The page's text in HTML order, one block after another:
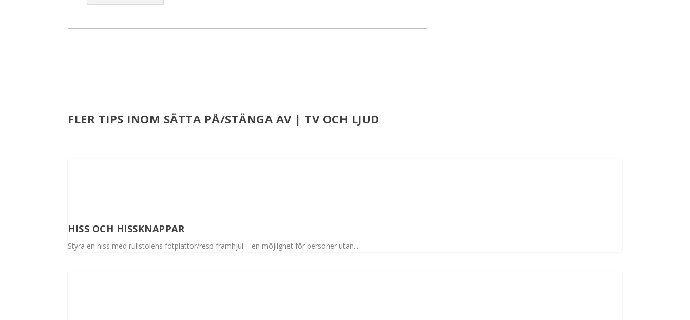
FLER TIPS INOM SÄTTA PÅ/STÄNGA AV | TV OCH LJUD
HISS OCH HISSKNAPPAR
Styra en hiss med rullstolens fotplattor/resp framhjul – en möjlighet för personer utan...